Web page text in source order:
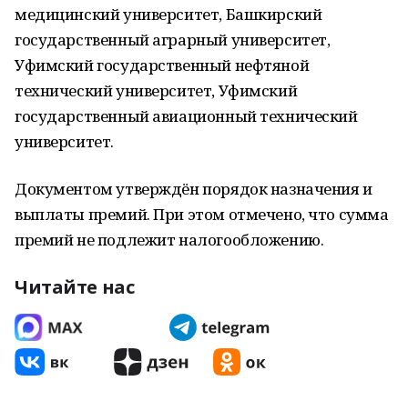
медицинский университет, Башкирский
государственный аграрный университет,
Уфимский государственный нефтяной
технический университет, Уфимский
государственный авиационный технический
университет.
Документом утверждён порядок назначения и
выплаты премий. При этом отмечено, что сумма
премий не подлежит налогообложению.
Читайте нас